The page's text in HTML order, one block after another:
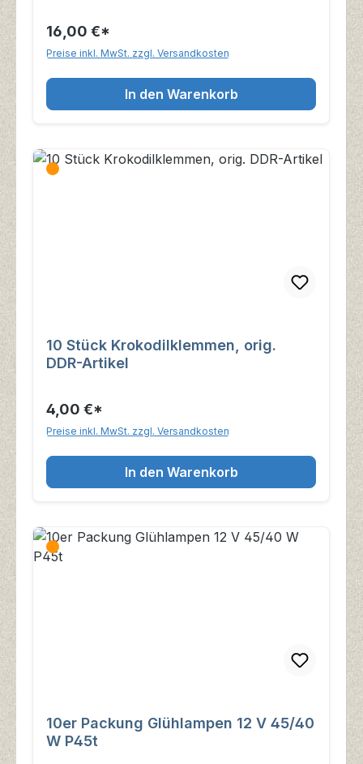
16,00 €*
Preise inkl. MwSt. zzgl. Versandkosten
In den Warenkorb
10 Stück Krokodilklemmen, orig.
DDR-Artikel
4,00 €*
Preise inkl. MwSt. zzgl. Versandkosten
In den Warenkorb
10er Packung Glühlampen 12 V 45/40
W P45t